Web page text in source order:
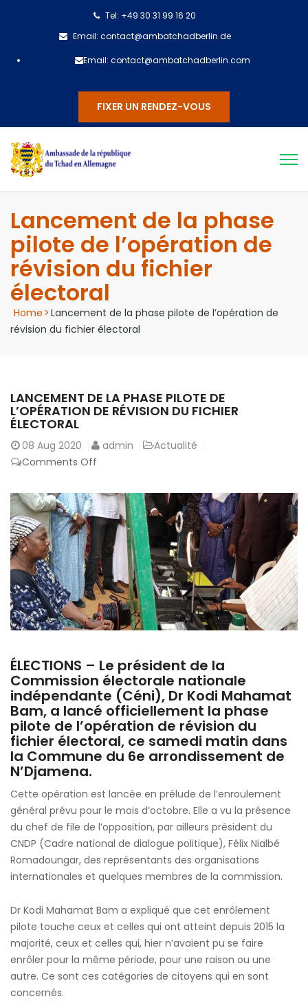
Tel: +49 30 31 99 16 20
Email: contact@ambatchadberlin.de
Email: contact@ambatchadberlin.com
FIXER UN RENDEZ-VOUS
Lancement de la phase
pilote de l’opération de
révision du fichier
électoral
Home >Lancement de la phase pilote de l’opération de
révision du fichier électoral
LANCEMENT DE LA PHASE PILOTE DE
L’OPÉRATION DE RÉVISION DU FICHIER
ÉLECTORAL
08 Aug 2020 admin
Actualité
Comments Off
de
la
phase
pilote
de
l’opération
de
révision
du
électoral
ÉLECTIONS – Le président de la
Commission électorale nationale
indépendante (Céni), Dr Kodi Mahamat
Bam, a lancé officiellement la phase
pilote de l’opération de révision du
fichier électoral, ce samedi matin dans
la Commune du 6e arrondissement de
N’Djamena.
Cette opération est lancée en prélude de l’enroulement
général prévu pour le mois d’octobre. Elle a vu la présence
du chef de file de l’opposition, par ailleurs président du
CNDP (Cadre national de dialogue politique), Félix Nialbé
Romadoungar, des représentants des organisations
internationales et quelques membres de la commission.
Dr Kodi Mahamat Bam a expliqué que cet enrôlement
pilote touche ceux et celles qui ont atteint depuis 2015 la
majorité, ceux et celles qui, hier n’avaient pu se faire
enrôler pour la même période, pour une raison ou une
autre. Ce sont ces catégories de citoyens qui en sont
concernés.